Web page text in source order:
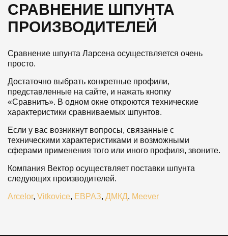
СРАВНЕНИЕ ШПУНТА
ПРОИЗВОДИТЕЛЕЙ
Сравнение шпунта Ларсена осуществляется очень
просто.
Достаточно выбрать конкретные профили,
представленные на сайте, и нажать кнопку
«Сравнить». В одном окне откроются технические
характеристики сравниваемых шпунтов.
Если у вас возникнут вопросы, связанные с
техническими характеристиками и возможными
сферами применения того или иного профиля, звоните.
Компания Вектор осуществляет поставки шпунта
следующих производителей.
Arcelor, Vitkovice, ЕВРАЗ, ДМКД, Meever